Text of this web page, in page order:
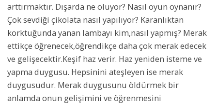
arttırmaktır. Dışarda ne oluyor? Nasıl oyun oynanır?
Çok sevdiği çikolata nasıl yapılıyor? Karanlıktan
korktuğunda yanan lambayı kim,nasıl yapmış? Merak
ettikçe öğrenecek,öğrendikçe daha çok merak edecek
ve gelişecektir.Keşif haz verir. Haz yeniden isteme ve
yapma duygusu. Hepsinini ateşleyen ise merak
duygusudur. Merak duygusunu öldürmek bir
anlamda onun gelişimini ve öğrenmesini